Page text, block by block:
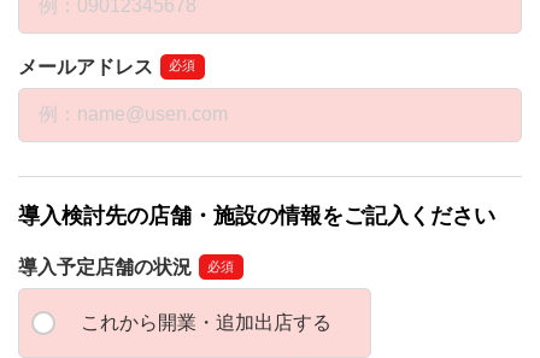
メールアドレス 必須
導入検討先の店舗・施設の情報をご記入ください
導入予定店舗の状況 必須
これから開業・追加出店する